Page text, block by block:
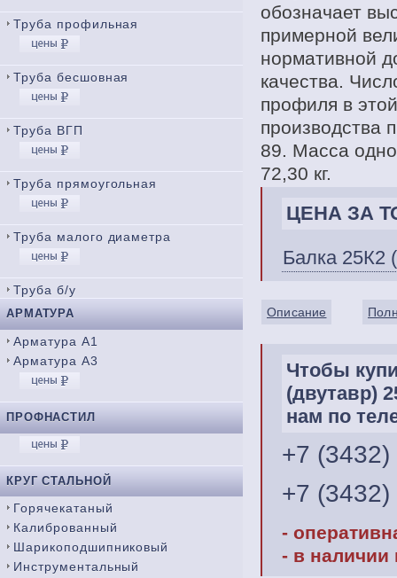
Труба профильная
Труба бесшовная
Труба ВГП
Труба прямоугольная
Труба малого диаметра
Труба б/у
АРМАТУРА
Арматура А1
Арматура А3
ПРОФНАСТИЛ
КРУГ СТАЛЬНОЙ
Горячекатаный
Калиброванный
Шарикоподшипниковый
Инструментальный
обозначает
примерной
нормативной
качества.
профиля в
производства
89. Масса
72,30 кг.
ЦЕНА ЗА
Балка 25К2
Описание
Чтобы
(двутавр)
нам по
+7
+7
-
- в наличии